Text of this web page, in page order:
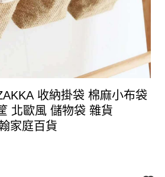
收納掛袋 棉麻小布袋
北歐風 儲物袋 雜貨
家庭百貨